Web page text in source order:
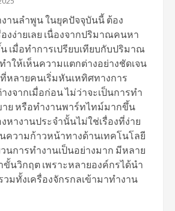
านลำพูน ในยุคปัจจุบันนี้ ต้อง
งง่ายเลย เนื่องจากปริมาณคนหา
เมื่อทำการเปรียบเทียบกับปริมาณ
ำให้เห็นความแตกต่างอย่างชัดเจน
หลายคนเริ่มหันเหทิศทางการ
งจากเมื่อก่อน ไม่ว่าจะเป็นการทำ
ย หรือทำงานพาร์ทไทม์มากขึ้น
หางานประจำนั้นไม่ใช่เรื่องที่ง่าย
ความก้าวหน้าทางด้านเทคโนโลยี
นการทำงานเป็นอย่างมาก มีหลาย
ขั้นวิกฤต เพราะหลายองค์กรได้นำ
วมทั้งเครื่องจักรกลเข้ามาทำงาน